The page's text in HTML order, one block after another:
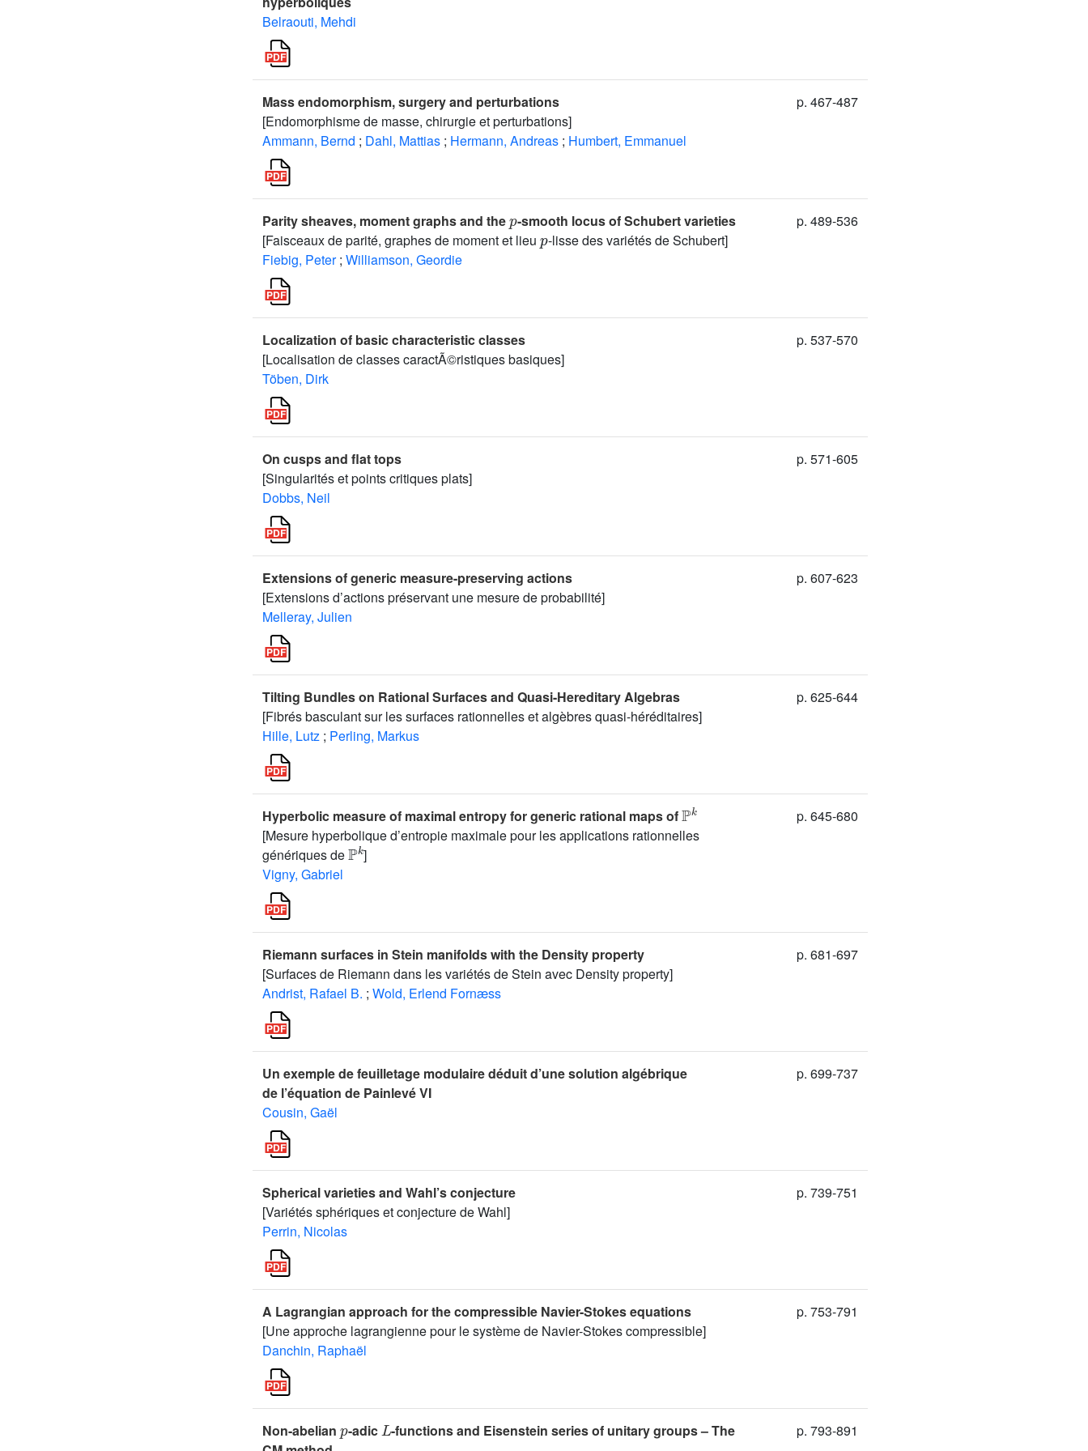
Belraouti, Mehdi
Mass endomorphism, surgery and perturbations
[Endomorphisme de masse, chirurgie et perturbations]
Ammann, Bernd ; Dahl, Mattias ; Hermann, Andreas ; Humbert, Emmanuel
p. 467-487
Parity sheaves, moment graphs and the -smooth locus of Schubert varieties
[Faisceaux de parité, graphes de moment et lieu
p
-lisse des variétés de Schubert]
Fiebig, Peter ; Williamson, Geordie
p. 489-536
Localization of basic characteristic classes
[Localisation de classes caractÃ©ristiques basiques]
Töben, Dirk
p. 537-570
On cusps and flat tops
[Singularités et points critiques plats]
Dobbs, Neil
p. 571-605
Extensions of generic measure-preserving actions
[Extensions d’actions préservant une mesure de probabilité]
Melleray, Julien
p. 607-623
Tilting Bundles on Rational Surfaces and Quasi-Hereditary Algebras
[Fibrés basculant sur les surfaces rationnelles et algèbres quasi-héréditaires]
Hille, Lutz ; Perling, Markus
p. 625-644
Hyperbolic measure of maximal entropy for generic rational maps of
k
[Mesure hyperbolique d’entropie maximale pour les applications rationnelles
génériques de
ℙk
]
Vigny, Gabriel
p. 645-680
Riemann surfaces in Stein manifolds with the Density property
[Surfaces de Riemann dans les variétés de Stein avec Density property]
Andrist, Rafael B. ; Wold, Erlend Fornæss
p. 681-697
Un exemple de feuilletage modulaire déduit d’une solution algébrique
de l’équation de Painlevé VI
Cousin, Gaël
p. 699-737
Spherical varieties and Wahl’s conjecture
[Variétés sphériques et conjecture de Wahl]
Perrin, Nicolas
p. 739-751
A Lagrangian approach for the compressible Navier-Stokes equations
[Une approche lagrangienne pour le système de Navier-Stokes compressible]
Danchin, Raphaël
p. 753-791
Non-abelian -adic
-functions and Eisenstein series of unitary groups – The
p. 793-891